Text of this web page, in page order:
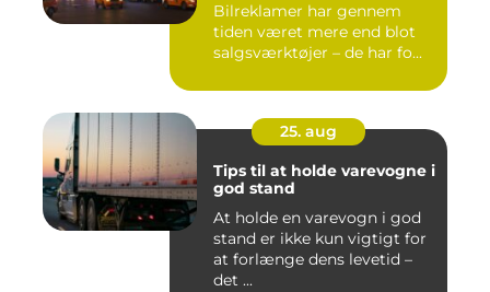
Bilreklamer har gennem
tiden været mere end blot
salgsværktøjer – de har fo...
25. aug
Tips til at holde varevogne i
god stand
At holde en varevogn i god
stand er ikke kun vigtigt for
at forlænge dens levetid –
det ...